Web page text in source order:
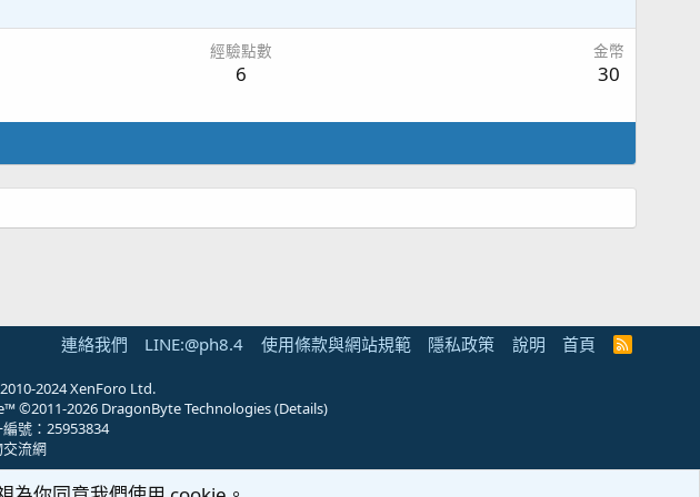
經驗點數
6
金幣
30
連絡我們 LINE:@ph8.4 使用條款與網站規範 隱私政策 說明 首頁
R
2024 XenForo Ltd.
©2011-2026 DragonByte Technologies(Details)
號：25953834
交流網